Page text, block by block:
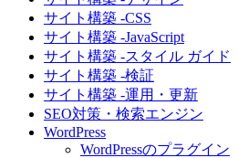
サイト構築 -CSS
サイト構築 -JavaScript
サイト構築 -スタイル ガイド
サイト構築 -検証
サイト構築 -運用・更新
SEO対策・検索エンジン
WordPress
WordPressのプラグイン